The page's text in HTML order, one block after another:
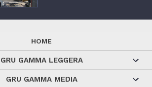
HOME
GRU GAMMA LEGGERA
GRU GAMMA MEDIA